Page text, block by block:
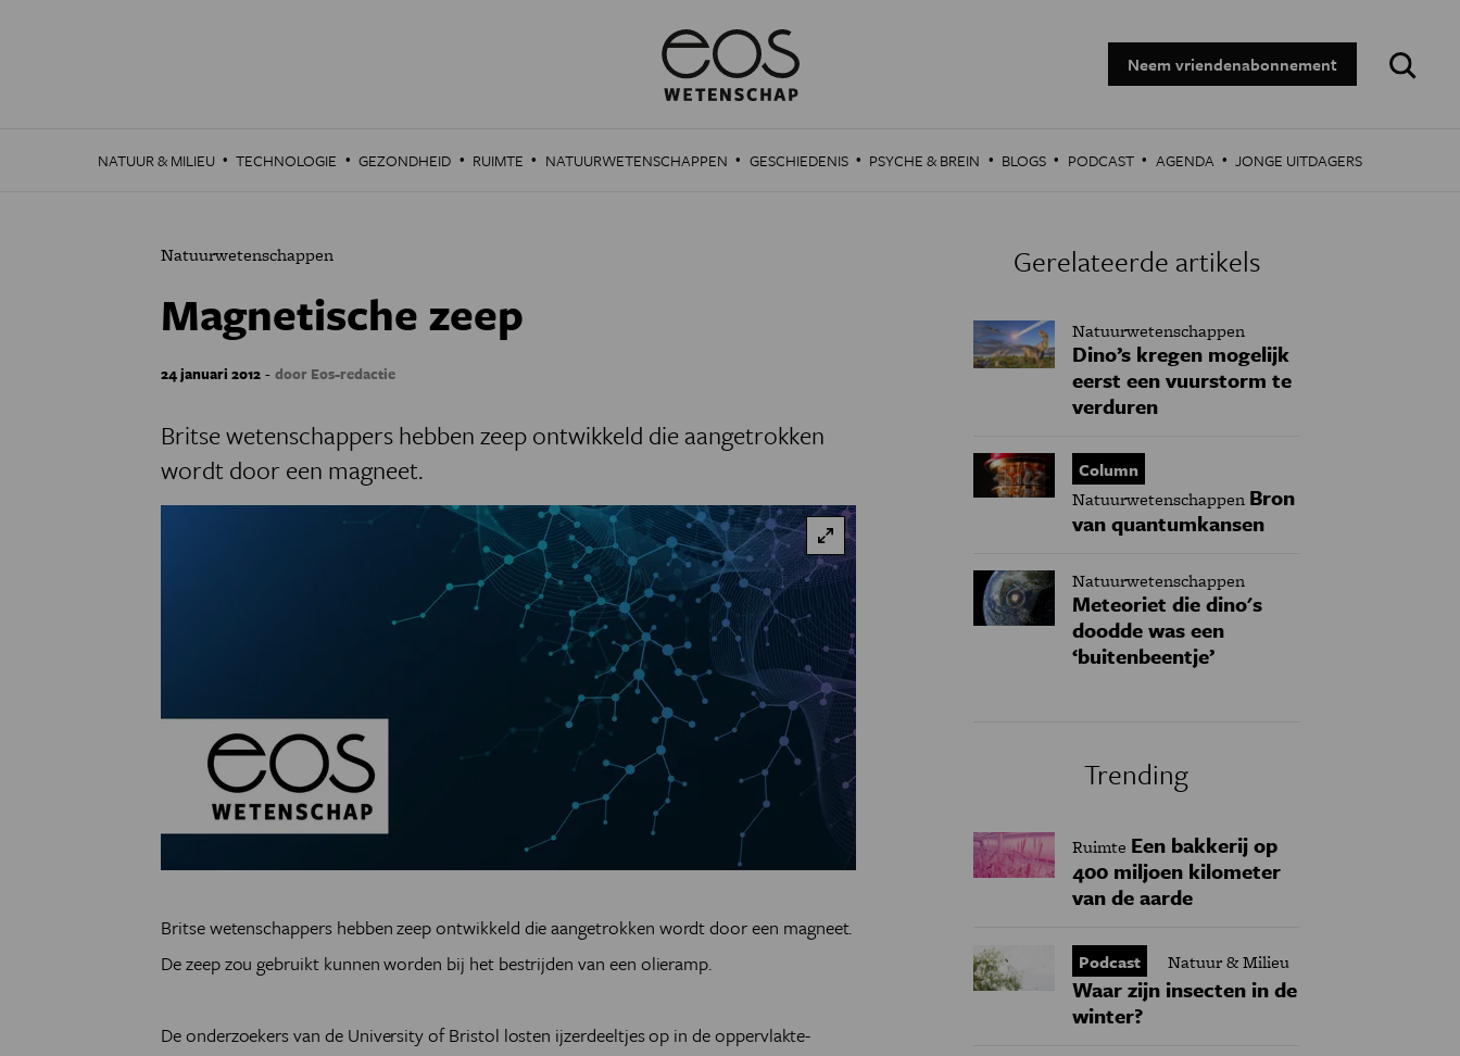
Neem vriendenabonnement
Zoeken:
NATUUR & MILIEU · TECHNOLOGIE · GEZONDHEID · RUIMTE · NATUURWETENSCHAPPEN · GESCHIEDENIS · PSYCHE & BREIN · BLOGS · PODCAST · AGENDA · JONGE UITDAGERS
Natuurwetenschappen
Magnetische zeep
24 januari 2012 - door Eos-redactie
Britse wetenschappers hebben zeep ontwikkeld die aangetrokken
wordt door een magneet.
Britse wetenschappers hebben zeep ontwikkeld die aangetrokken wordt door een magneet.
De zeep zou gebruikt kunnen worden bij het bestrijden van een olieramp.
De onderzoekers van de University of Bristol losten ijzerdeeltjes op in de oppervlakte-
Gerelateerde artikels
Natuurwetenschappen
Dino’s kregen mogelijk
eerst een vuurstorm te
verduren
Column
Natuurwetenschappen Bron
van quantumkansen
Natuurwetenschappen
Meteoriet die dino's
doodde was een
‘buitenbeentje’
Trending
Ruimte Een bakkerij op
400 miljoen kilometer
van de aarde
Podcast Natuur & Milieu
Waar zijn insecten in de
winter?